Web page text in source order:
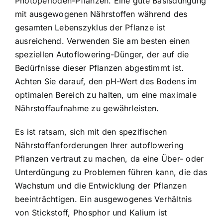
mit ausgewogenen Nährstoffen während des
gesamten Lebenszyklus der Pflanze ist
ausreichend. Verwenden Sie am besten einen
speziellen Autoflowering-Dünger, der auf die
Bedürfnisse dieser Pflanzen abgestimmt ist.
Achten Sie darauf, den pH-Wert des Bodens im
optimalen Bereich zu halten, um eine maximale
Nährstoffaufnahme zu gewährleisten.
Es ist ratsam, sich mit den spezifischen
Nährstoffanforderungen Ihrer autoflowering
Pflanzen vertraut zu machen, da eine Über- oder
Unterdüngung zu Problemen führen kann, die das
Wachstum und die Entwicklung der Pflanzen
beeinträchtigen. Ein ausgewogenes Verhältnis
von Stickstoff, Phosphor und Kalium ist